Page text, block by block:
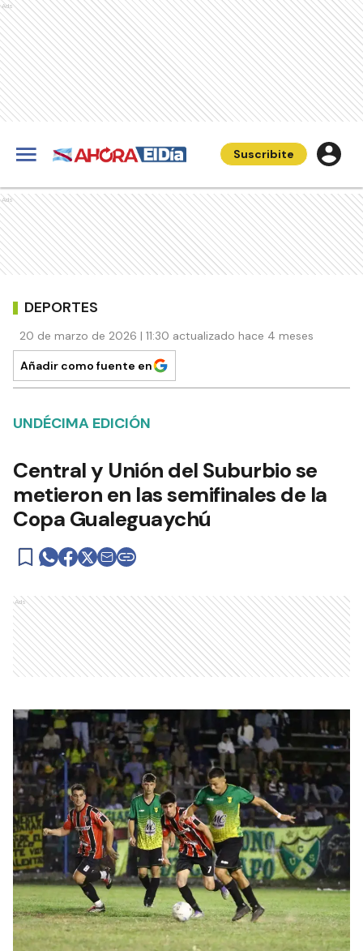
Ads
Suscribite
Ads
DEPORTES
20 de marzo de 2026 | 11:30 actualizado hace 4 meses
Añadir como fuente en
UNDÉCIMA EDICIÓN
Central y Unión del Suburbio se
metieron en las semifinales de la
Copa Gualeguaychú
Ads